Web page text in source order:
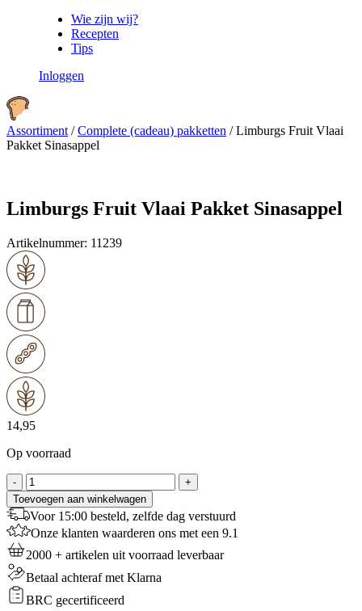
Wie zijn wij?
Recepten
Tips
Inloggen
Assortiment /Complete (cadeau) pakketten /Limburgs Fruit Vlaai
Pakket Sinasappel
Limburgs Fruit Vlaai Pakket Sinasappel
Artikelnummer: 11239
14,95
Op voorraad
-
Limburgs
Fruit
Vlaai
Pakket
Sinasappel
aantal
+
Toevoegen aan winkelwagen
Voor 15:00 besteld, zelfde dag verstuurd
Onze klanten waarderen ons met een 9.1
2000 + artikelen uit voorraad leverbaar
Betaal achteraf met Klarna
BRC gecertificeerd